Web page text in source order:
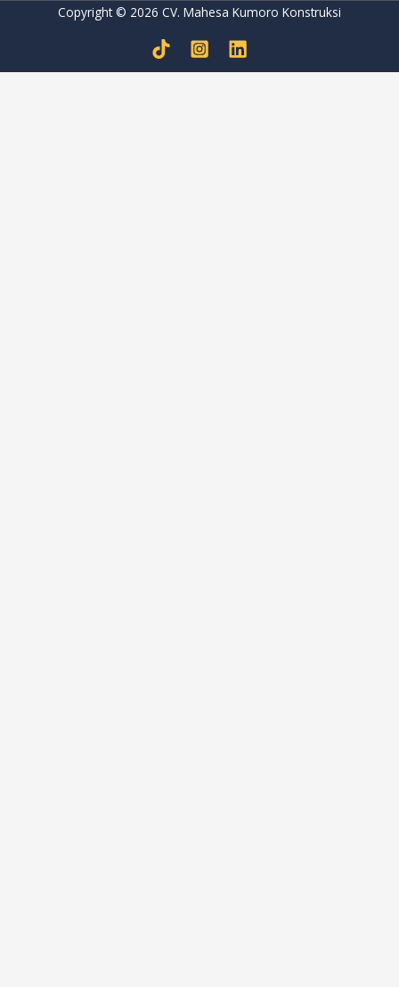
Copyright © 2026 CV. Mahesa Kumoro Konstruksi